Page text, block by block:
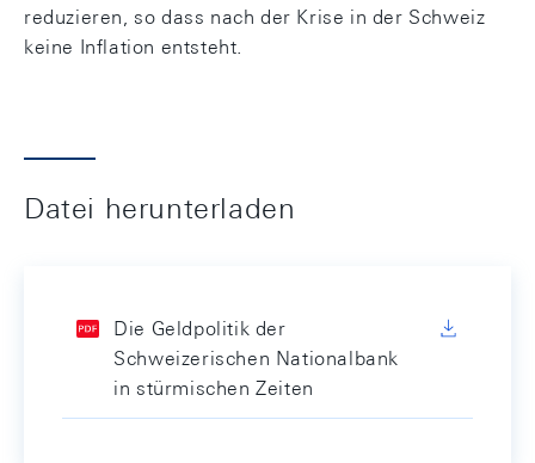
reduzieren, so dass nach der Krise in der Schweiz
keine Inflation entsteht.
Datei herunterladen
Die Geldpolitik der
Schweizerischen Nationalbank
in stürmischen Zeiten